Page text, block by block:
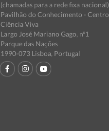
(chamadas para a rede fixa nacional)
Pavilhão do Conhecimento - Centro
Ciência Viva
Largo José Mariano Gago, nº1
Parque das Nações
1990-073 Lisboa, Portugal